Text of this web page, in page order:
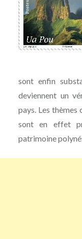
sont enfin
deviennent un
pays. Les thèmes
sont en effet
patrimoine